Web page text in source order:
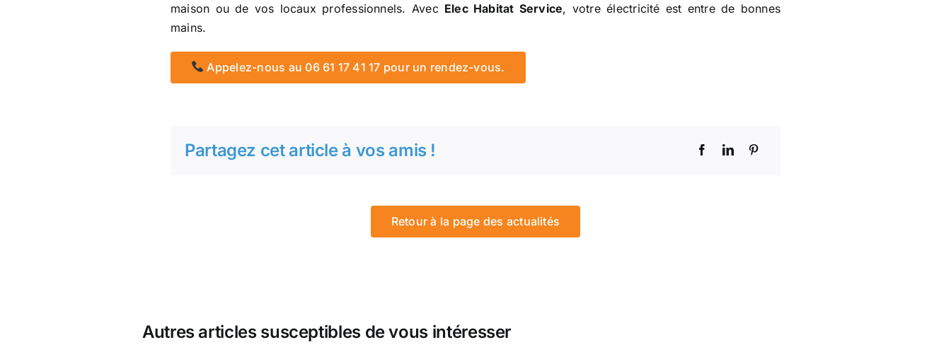
maison ou de vos locaux professionnels. Avec Elec Habitat Service, votre électricité est entre de bonnes
mains.
Appelez-nous au 06 61 17 41 17 pour un rendez-vous.
Partagez cet article à vos amis !
Retour à la page des actualités
Autres articles susceptibles de vous intéresser